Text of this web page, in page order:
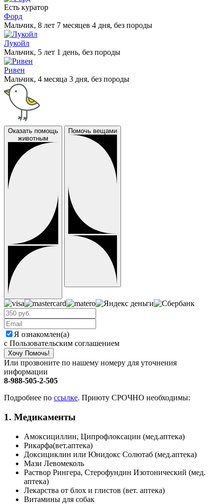
Есть куратор
Форд
Мальчик, 8 лет 7 месяцев 4 дня, без породы
Лукойл
Мальчик, 5 лет 1 день, без породы
Ривен
Мальчик, 4 месяца 3 дня, без породы
Оказать помощь
животным
Помочь вещами
Я ознакомлен(а)
с Пользовательским соглашением
Хочу Помочь!
Или прозвоните по нашему номеру для уточнения
информации
8-988-505-2-505
Подробнее по ссылке. Приюту СРОЧНО необходимы:
1. Медикаменты
Амоксициллин, Ципрофлоксацин (мед.аптека)
Рикарфа(вет.аптека)
Доксициклин или Юнидокс Солютаб (мед.аптека)
Мази Левомеколь
Раствор Рингера, Стерофундин Изотонический (мед.
аптека)
Лекарства от блох и глистов (вет. аптека)
Витамины для собак